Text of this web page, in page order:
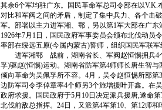
其余6个军均驻广东。国民革命军总司令部在以
对比和军阀之间的矛盾，制定了集中兵力、各个击
军。部署以主力进军湘、鄂，另以第1军大部在广
1926年7月1日，国民政府军事委员会颁布北伐动员
率部在绥远五原(今属内蒙古)誓师，组织国民军联
进军湘鄂 战前，湖南省长、军阀赵恒惕拥兵4个
孚)驱赵(恒惕)运动。湖南省防军第4师师长唐生智
倾向革命为吴佩孚所不容。4月，吴令赵恒惕所部
边防军司令李倬章率4个师另3个旅增援叶开鑫。在
政府求援。国民政府于5月10日决定派兵援唐,遂命
北伐前敌总指挥。24日，又派第4军第10、第12师